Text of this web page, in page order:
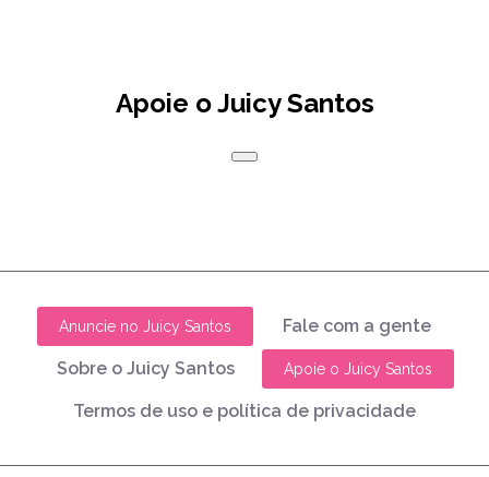
Apoie o Juicy Santos
Anuncie no Juicy Santos Fale com a gente
Sobre o Juicy Santos Apoie o Juicy Santos
Termos de uso e política de privacidade